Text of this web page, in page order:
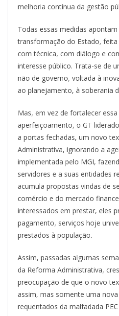
melhoria contínua da gestão
Todas essas medidas
transformação do Estado,
com técnica, com diálogo e
interesse público. Trata-se de
não de governo, voltada à
ao planejamento, à soberania
Mas, em vez de fortalecer
aperfeiçoamento, o GT
a portas fechadas, um novo
Administrativa, ignorando a
implementada pelo MGI,
servidores e a suas entidades
acumula propostas vindas de
comércio e do mercado
interessados em prestar, eles
pagamento, serviços hoje
prestados à população.
Assim, passadas algumas
da Reforma Administrativa,
preocupação de que o novo
assim, mas somente uma
requentados da malfadada PEC